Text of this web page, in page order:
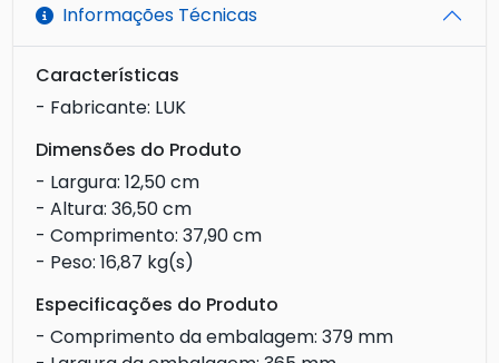
Informações Técnicas
Características
- Fabricante: LUK
Dimensões do Produto
- Largura: 12,50 cm
- Altura: 36,50 cm
- Comprimento: 37,90 cm
- Peso: 16,87 kg(s)
Especificações do Produto
- Comprimento da embalagem: 379 mm